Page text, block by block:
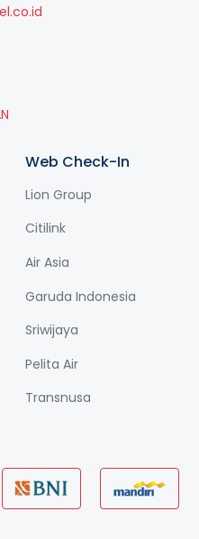
Web Check-In
Lion Group
Citilink
Air Asia
Garuda Indonesia
Sriwijaya
Pelita Air
Transnusa